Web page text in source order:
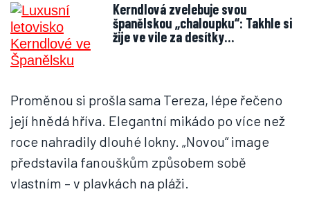
Kerndlová zvelebuje svou
španělskou „chaloupku“: Takhle si
žije ve vile za desítky…
Proměnou si prošla sama Tereza, lépe řečeno
její hnědá hříva. Elegantní mikádo po více než
roce nahradily dlouhé lokny. „Novou“ image
představila fanouškům způsobem sobě
vlastním – v plavkách na pláži.